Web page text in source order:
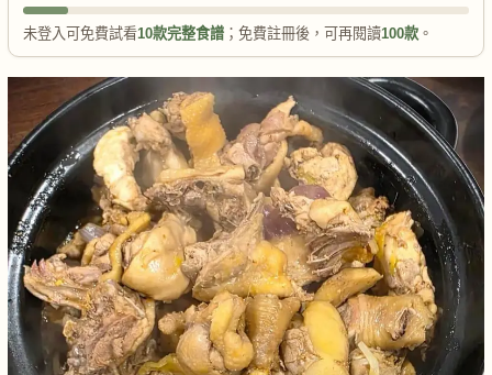
未登入可免費試看10款完整食譜 ；免費註冊後，可再閱讀100款 。